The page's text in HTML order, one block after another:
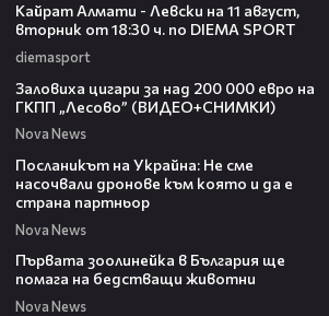
Кайрат Алмати - Левски на 11 август,
вторник от 18:30 ч. по DIEMA SPORT
diemasport
Заловиха цигари за над 200 000 евро на
ГКПП „Лесово” (ВИДЕО+СНИМКИ)
Nova News
Посланикът на Украйна: Не сме
насочвали дронове към която и да е
страна партньор
Nova News
Първата зоолинейка в България ще
помага на бедстващи животни
Nova News